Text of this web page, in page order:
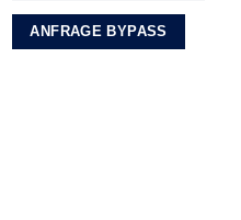
ANFRAGE BYPASS